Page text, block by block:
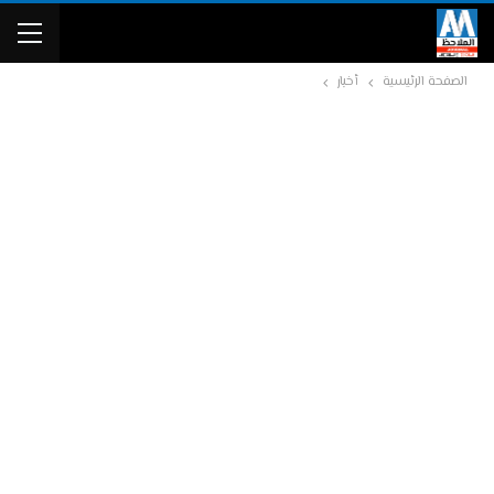
الصفحة الرئيسية أخبار